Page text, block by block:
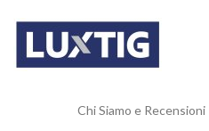
Chi Siamo e Recensioni